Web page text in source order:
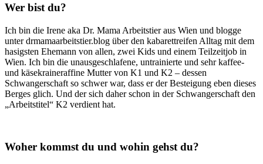
Wer bist du?
Ich bin die Irene aka Dr. Mama Arbeitstier aus Wien und blogge
unter drmamaarbeitstier.blog über den kabarettreifen Alltag mit dem
hasigsten Ehemann von allen, zwei Kids und einem Teilzeitjob in
Wien. Ich bin die unausgeschlafene, untrainierte und sehr kaffee-
und käsekraineraffine Mutter von K1 und K2 – dessen
Schwangerschaft so schwer war, dass er der Besteigung eben dieses
Berges glich. Und der sich daher schon in der Schwangerschaft den
„Arbeitstitel“ K2 verdient hat.
Woher kommst du und wohin gehst du?